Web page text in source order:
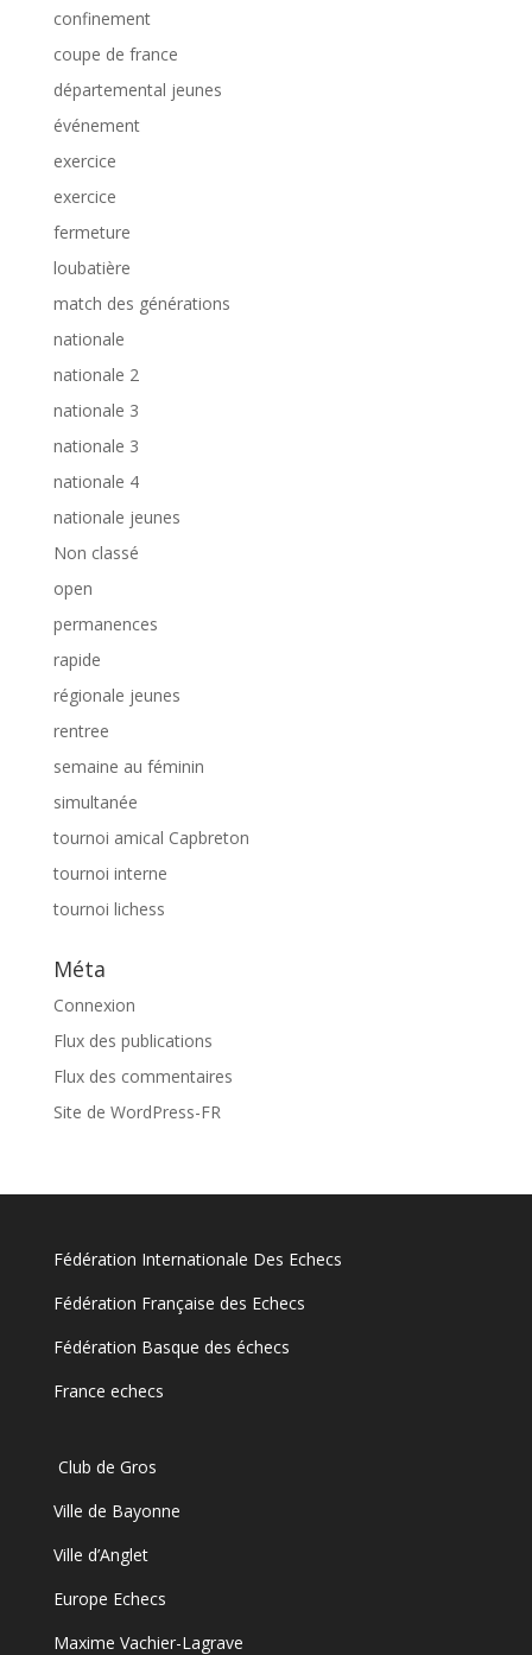
confinement
coupe de france
départemental jeunes
événement
exercice
exercice
fermeture
loubatière
match des générations
nationale
nationale 2
nationale 3
nationale 3
nationale 4
nationale jeunes
Non classé
open
permanences
rapide
régionale jeunes
rentree
semaine au féminin
simultanée
tournoi amical Capbreton
tournoi interne
tournoi lichess
Méta
Connexion
Flux des publications
Flux des commentaires
Site de WordPress-FR
Fédération Internationale Des Echecs
Fédération Française des Echecs
Fédération Basque des échecs
France echecs
Club de Gros
Ville de Bayonne
Ville d’Anglet
Europe Echecs
Maxime Vachier-Lagrave